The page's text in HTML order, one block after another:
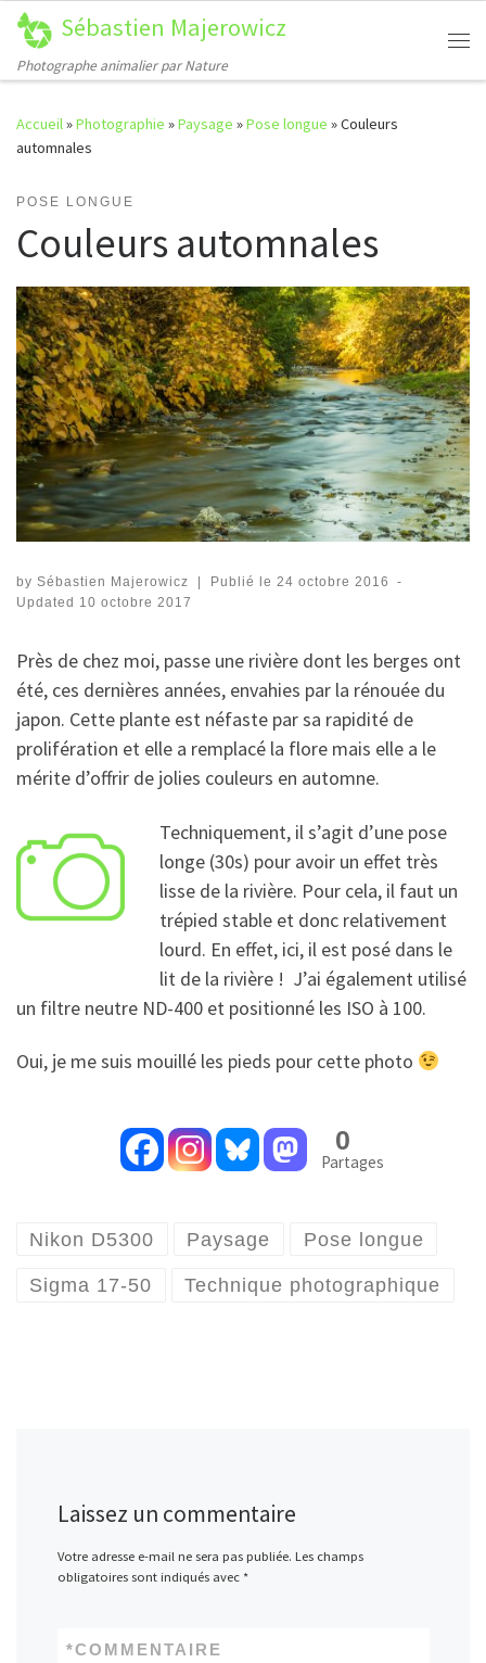
Passer au contenu
Sébastien Majerowicz
Photographe animalier par Nature
Accueil»Photographie »Paysage »Pose longue »Couleurs
automnales
POSE LONGUE
Couleurs automnales
by Sébastien Majerowicz Publié le 24 octobre 2016
-
Updated 10 octobre 2017
Près de chez moi, passe une rivière dont les berges ont
été, ces dernières années, envahies par la rénouée du
japon. Cette plante est néfaste par sa rapidité de
prolifération et elle a remplacé la flore mais elle a le
mérite d’offrir de jolies couleurs en automne.
Techniquement, il s’agit d’une pose
longe (30s) pour avoir un effet très
lisse de la rivière. Pour cela, il faut un
trépied stable et donc relativement
lourd. En effet, ici, il est posé dans le
lit de la rivière ! J’ai également utilisé
un filtre neutre ND-400 et positionné les ISO à 100.
Oui, je me suis mouillé les pieds pour cette photo
0
Partages
Nikon D5300 Paysage Pose longue
Sigma 17-50 Technique photographique
Laissez un commentaire
Votre adresse e-mail ne sera pas publiée. Les champs
obligatoires sont indiqués avec *
COMMENTAIRE
*